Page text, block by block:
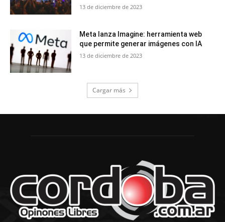
13 de diciembre de 2023
Meta lanza Imagine: herramienta web
que permite generar imágenes con IA
13 de diciembre de 2023
Cargar más